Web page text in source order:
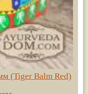
(Tiger Balm Red)